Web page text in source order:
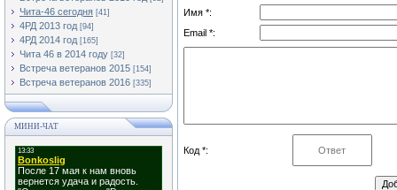
Чита-46 сегодня [41]
4РД 2013 год [94]
4РД 2014 год [165]
Чита 46 в 2014 году [32]
Встреча ветеранов 2015 [154]
Встреча ветеранов 2016 [335]
МИНИ-ЧАТ
Имя *:
Email *:
Код *: